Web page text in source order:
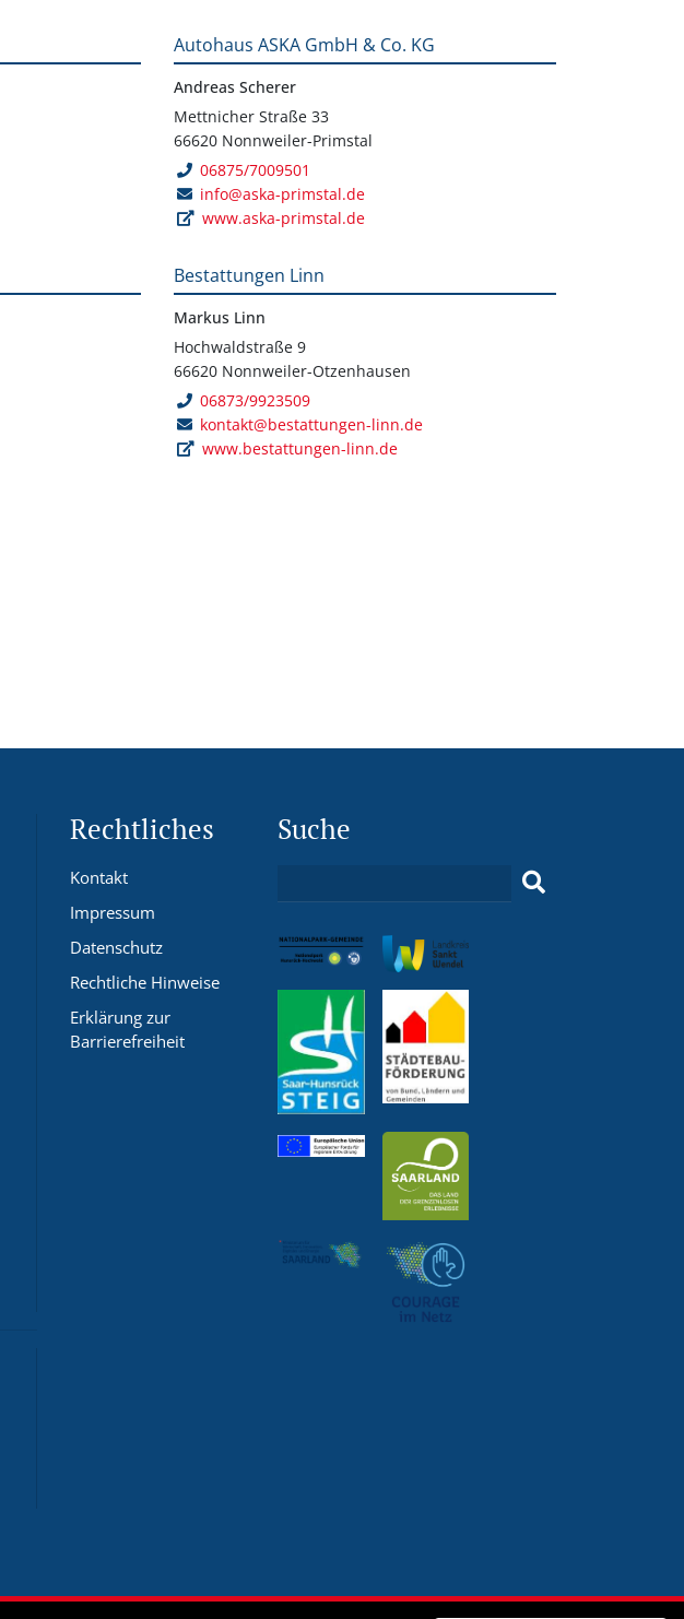
Autohaus ASKA GmbH & Co. KG
Andreas Scherer
Mettnicher Straße 33
66620 Nonnweiler-Primstal
06875/7009501
info@aska-primstal.de
www.aska-primstal.de
Bestattungen Linn
Markus Linn
Hochwaldstraße 9
66620 Nonnweiler-Otzenhausen
06873/9923509
kontakt@bestattungen-linn.de
www.bestattungen-linn.de
Rechtliches
Kontakt
Impressum
Datenschutz
Rechtliche Hinweise
Erklärung zur
Barrierefreiheit
Suche